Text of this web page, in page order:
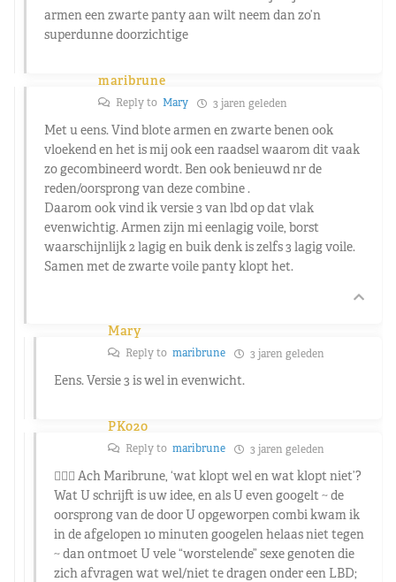
armen een zwarte panty aan wilt neem dan zo’n
superdunne doorzichtige
maribrune
Reply to Mary 3 jaren geleden
Met u eens. Vind blote armen en zwarte benen ook
vloekend en het is mij ook een raadsel waarom dit vaak
zo gecombineerd wordt. Ben ook benieuwd nr de
reden/oorsprong van deze combine .
Daarom ook vind ik versie 3 van lbd op dat vlak
evenwichtig. Armen zijn mi eenlagig voile, borst
waarschijnlijk 2 lagig en buik denk is zelfs 3 lagig voile.
Samen met de zwarte voile panty klopt het.
Mary
Reply to maribrune 3 jaren geleden
Eens. Versie 3 is wel in evenwicht.
PK020
Reply to maribrune 3 jaren geleden
🤷🏼‍♂️ Ach Maribrune, ‘wat klopt wel en wat klopt niet’?
Wat U schrijft is uw idee, en als U even googelt ~ de
oorsprong van de door U opgeworpen combi kwam ik
in de afgelopen 10 minuten googelen helaas niet tegen
~ dan ontmoet U vele “worstelende” sexe genoten die
zich afvragen wat wel/niet te dragen onder een LBD;